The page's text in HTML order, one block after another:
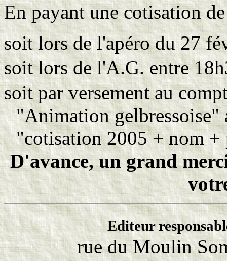
En payant une cotisation
soit lors de l'apéro du 27
soit lors de l'A.G. entre
soit par versement au
"Animation gelbressoise"
"cotisation 2005 + nom +
D'avance, un grand
Editeur
rue du Moulin